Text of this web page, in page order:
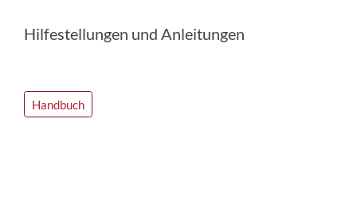
Hilfestellungen und Anleitungen
Handbuch